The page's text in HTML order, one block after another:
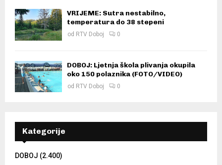
VRIJEME: Sutra nestabilno,
temperatura do 38 stepeni
od RTV Doboj 0
DOBOJ: Ljetnja škola plivanja okupila
oko 150 polaznika (FOTO/VIDEO)
od RTV Doboj 0
Kategorije
DOBOJ (2.400)